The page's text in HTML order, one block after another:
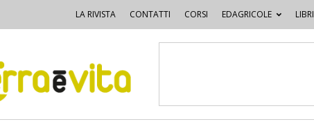
LA RIVISTA CONTATTI CORSI EDAGRICOLE LIBRI